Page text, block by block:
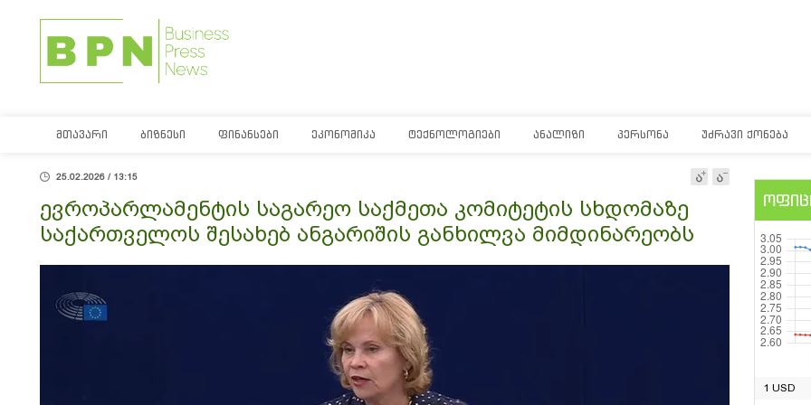
ᲛᲗᲐᲕᲐᲠᲘ ᲑᲘᲖᲜᲔᲡᲘ ᲤᲘᲜᲐᲜᲡᲔᲑᲘ ᲔᲙᲝᲜᲝᲛᲘᲙᲐ ᲢᲔᲥᲜᲝᲚᲝᲒᲘᲔᲑᲘ ᲐᲜᲐᲚᲘᲖᲘ ᲞᲔᲠᲡᲝᲜᲐ ᲣᲫᲠᲐᲕᲘ ᲥᲝᲜᲔᲑᲐ
25.02.2026 / 13:15
ევროპარლამენტის საგარეო საქმეთა კომიტეტის სხდომაზე
საქართველოს შესახებ ანგარიშის განხილვა მიმდინარეობს
1 USD